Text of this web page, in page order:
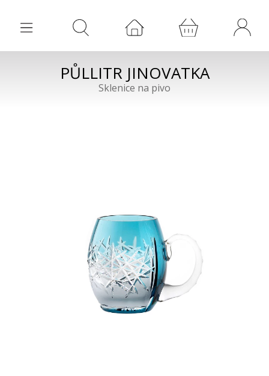
PŮLLITR JINOVATKA
Sklenice na pivo